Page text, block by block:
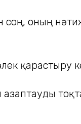
оның
қарастыру